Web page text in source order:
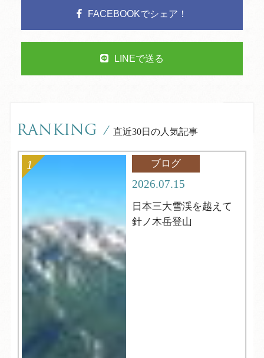
FACEBOOKでシェア！
LINEで送る
RANKING / 直近30日の人気記事
ブログ
2026.07.15
日本三大雪渓を越えて
針ノ木岳登山